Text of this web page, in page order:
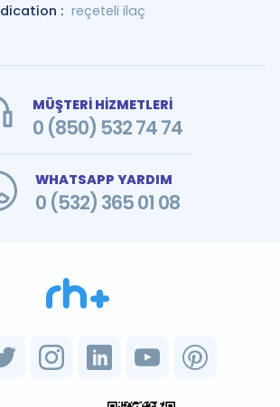
: reçeteli ilaç
MÜŞTERİ HİZMETLERİ
0 (850) 532 74 74
WHATSAPP YARDIM
0 (532) 365 01 08